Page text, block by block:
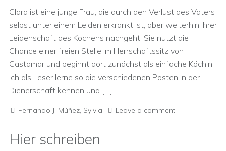
Clara ist eine junge Frau, die durch den Verlust des Vaters
selbst unter einem Leiden erkrankt ist, aber weiterhin ihrer
Leidenschaft des Kochens nachgeht. Sie nutzt die
Chance einer freien Stelle im Herrschaftssitz von
Castamar und beginnt dort zunächst als einfache Köchin.
Ich als Leser lerne so die verschiedenen Posten in der
Dienerschaft kennen und […]
Fernando J. Múñez, Sylvia Leave a comment
Hier schreiben